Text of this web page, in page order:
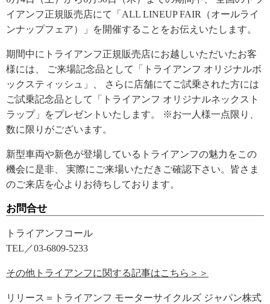
イアンフ正規販売店にて「ALL LINEUP FAIR（オールライ
ンナップフェア）」を開催することをお伝えいたします。
期間中にトライアンフ正規販売店にお越しいただいたお客
様には、 ご来場記念品として「トライアンフ オリジナルボ
ックスティッシュ」、 さらに店舗にてご試乗された方には
ご試乗記念品として「トライアンフ オリジナルネックスト
ラップ」をプレゼントいたします。 ※お一人様一点限り、
数に限りがございます。
新型車両や新色が登場しているトライアンフの魅力をこの
機会に是非、 実際にご来場いただきご確認下さい。皆さま
のご来店を心よりお待ちしております。
お問合せ
トライアンフコール
TEL／03-6809-5233
その他トライアンフに関する記事はこちら＞＞
リリース＝トライアンフ モーターサイクルズ ジャパン株式